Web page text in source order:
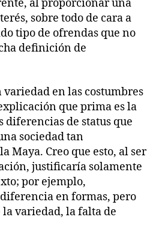
al proporcionar una
sobre todo de cara a
tipo de ofrendas que no
definición de
variedad en las costumbres
que prima es la
diferencias de status que
sociedad tan
Maya. Creo que esto, al ser
justificaría solamente
por ejemplo,
en formas, pero
variedad, la falta de